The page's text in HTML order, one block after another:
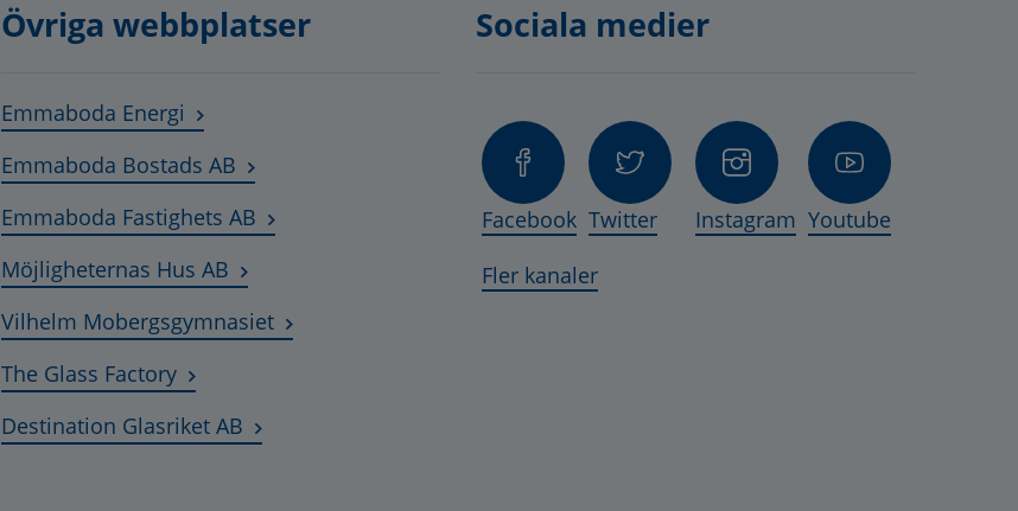
Övriga webbplatser
Emmaboda Energi Länk till annan webbplats, öppnas i nytt fönster.
Emmaboda Bostads AB Länk till annan webbplats, öppnas i nytt fönster.
Emmaboda Fastighets AB Länk till annan webbplats, öppnas i nytt fönster.
Möjligheternas Hus AB Länk till annan webbplats, öppnas i nytt fönster.
Vilhelm MobergsgymnasietLänk till annan webbplats, öppnas i nytt fönster.
The Glass FactoryLänk till annan webbplats, öppnas i nytt fönster.
Destination Glasriket AB Länk till annan webbplats, öppnas i nytt fönster.
Sociala medier
Facebook Twitter Instagram Youtube
Fler kanaler